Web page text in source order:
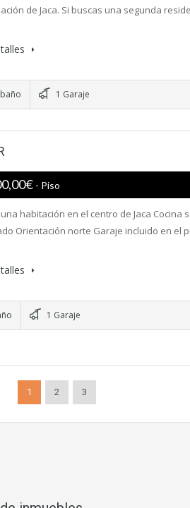
de Jaca. Si buscas una segunda
1 Garaje
- Piso
habitación en el centro de Jaca Cocina
Orientación norte Garaje incluido en el
1 Garaje
1 2 3